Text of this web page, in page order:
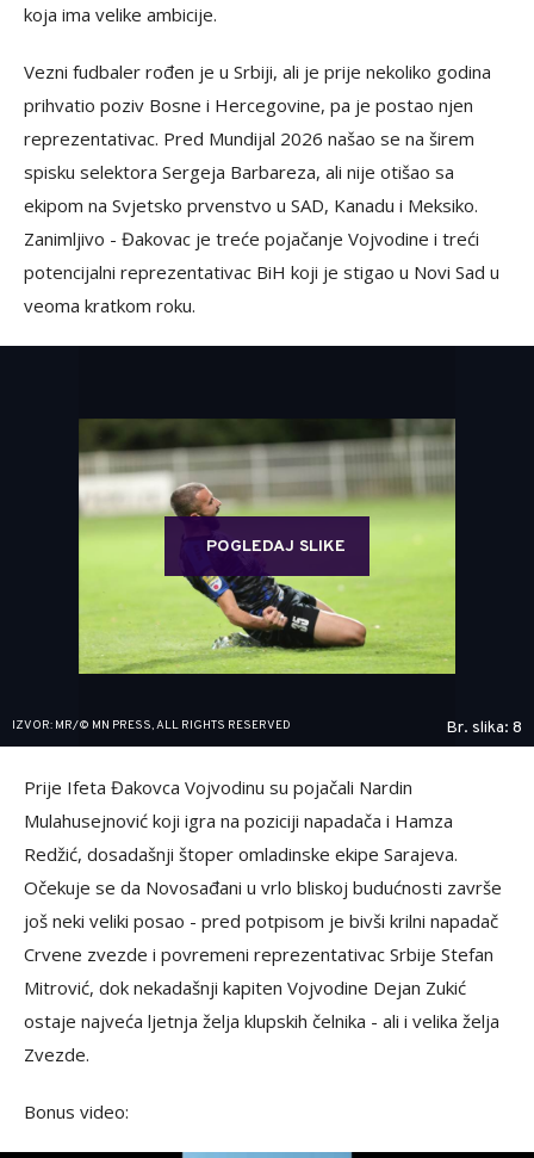
koja ima velike ambicije.
Vezni fudbaler rođen je u Srbiji, ali je prije nekoliko godina
prihvatio poziv Bosne i Hercegovine, pa je postao njen
reprezentativac. Pred Mundijal 2026 našao se na širem
spisku selektora Sergeja Barbareza, ali nije otišao sa
ekipom na Svjetsko prvenstvo u SAD, Kanadu i Meksiko.
Zanimljivo - Đakovac je treće pojačanje Vojvodine i treći
potencijalni reprezentativac BiH koji je stigao u Novi Sad u
veoma kratkom roku.
POGLEDAJ SLIKE
IZVOR: MR/© MN PRESS, ALL RIGHTS RESERVED Br. slika: 8
Prije Ifeta Đakovca Vojvodinu su pojačali Nardin
Mulahusejnović koji igra na poziciji napadača i Hamza
Redžić, dosadašnji štoper omladinske ekipe Sarajeva.
Očekuje se da Novosađani u vrlo bliskoj budućnosti završe
još neki veliki posao - pred potpisom je bivši krilni napadač
Crvene zvezde i povremeni reprezentativac Srbije Stefan
Mitrović, dok nekadašnji kapiten Vojvodine Dejan Zukić
ostaje najveća ljetnja želja klupskih čelnika - ali i velika želja
Zvezde.
Bonus video: